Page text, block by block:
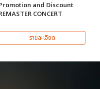
and Discount
CONCERT
รายละเอียด